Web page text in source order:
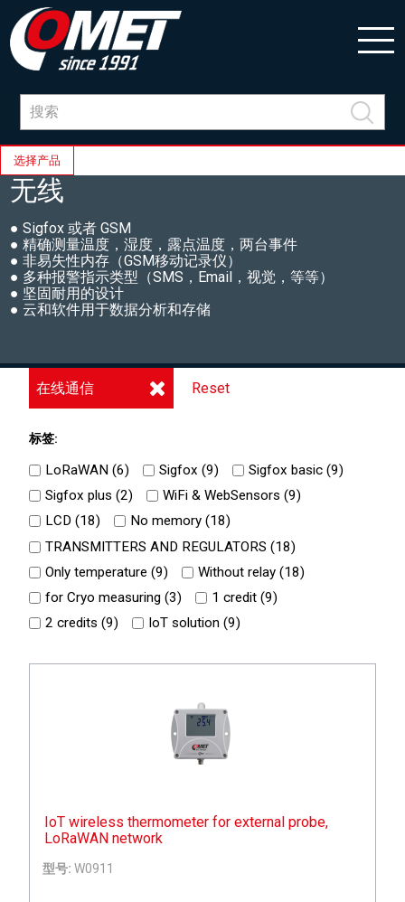
选择产品
无线
● Sigfox 或者 GSM
● 精确测量温度，湿度，露点温度，两台事件
● 非易失性内存（GSM移动记录仪）
● 多种报警指示类型（SMS，Email，视觉，等等）
● 坚固耐用的设计
● 云和软件用于数据分析和存储
在线通信 Reset
标签:
LoRaWAN (6) Sigfox (9) Sigfox basic (9)
Sigfox plus (2) WiFi & WebSensors (9)
LCD (18) No memory (18)
TRANSMITTERS AND REGULATORS (18)
Only temperature (9) Without relay (18)
for Cryo measuring (3) 1 credit (9)
2 credits (9) IoT solution (9)
IoT wireless thermometer for external probe,
LoRaWAN network
型号: W0911